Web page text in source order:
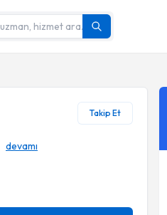
Takip Et
devamı